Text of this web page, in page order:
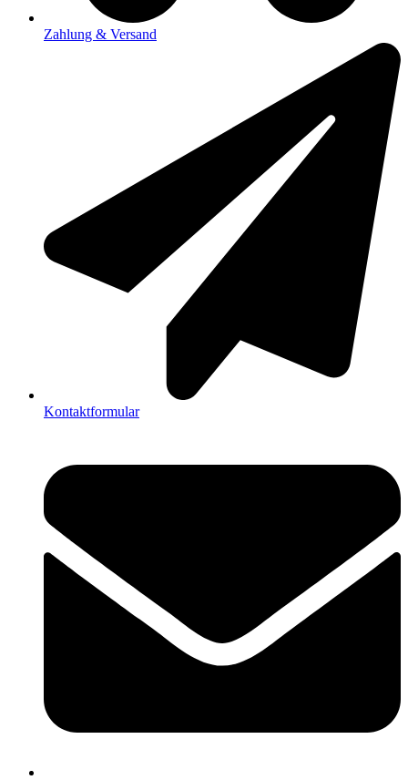
Zahlung & Versand
Kontaktformular